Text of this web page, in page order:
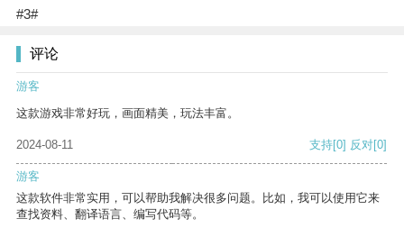
#3#
评论
游客
这款游戏非常好玩，画面精美，玩法丰富。
2024-08-11 支持[0] 反对[0]
游客
这款软件非常实用，可以帮助我解决很多问题。比如，我可以使用它来
查找资料、翻译语言、编写代码等。